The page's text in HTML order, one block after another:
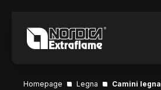
Homepage Legna Camini legna